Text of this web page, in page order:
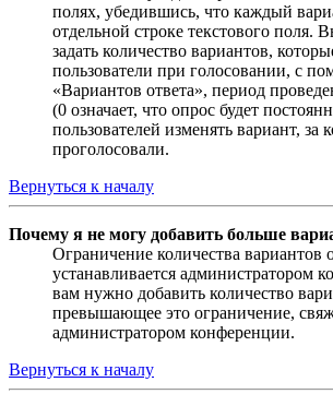
полях, убедившись, что каждый
отдельной строке текстового поля.
задать количество вариантов,
пользователи при голосовании, с
«Вариантов ответа», период
(0 означает, что опрос будет
пользователей изменять вариант, за
проголосовали.
Вернуться к началу
Почему я не могу добавить больше
Ограничение количества вариантов
устанавливается администратором
вам нужно добавить количество
превышающее это ограничение,
администратором конференции.
Вернуться к началу